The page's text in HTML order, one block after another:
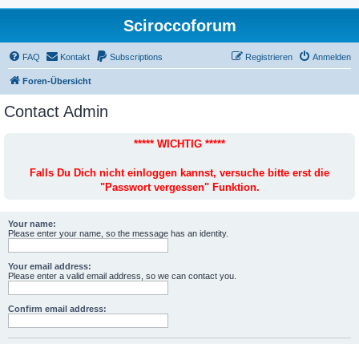
Sciroccoforum
FAQ Kontakt Subscriptions Anmelden
Registrieren
Foren-Übersicht
Contact Admin
***** WICHTIG *****
Falls Du Dich nicht einloggen kannst, versuche bitte erst die
"Passwort vergessen" Funktion.
Your name:
Please enter your name, so the message has an identity.
Your email address:
Please enter a valid email address, so we can contact you.
Confirm email address: